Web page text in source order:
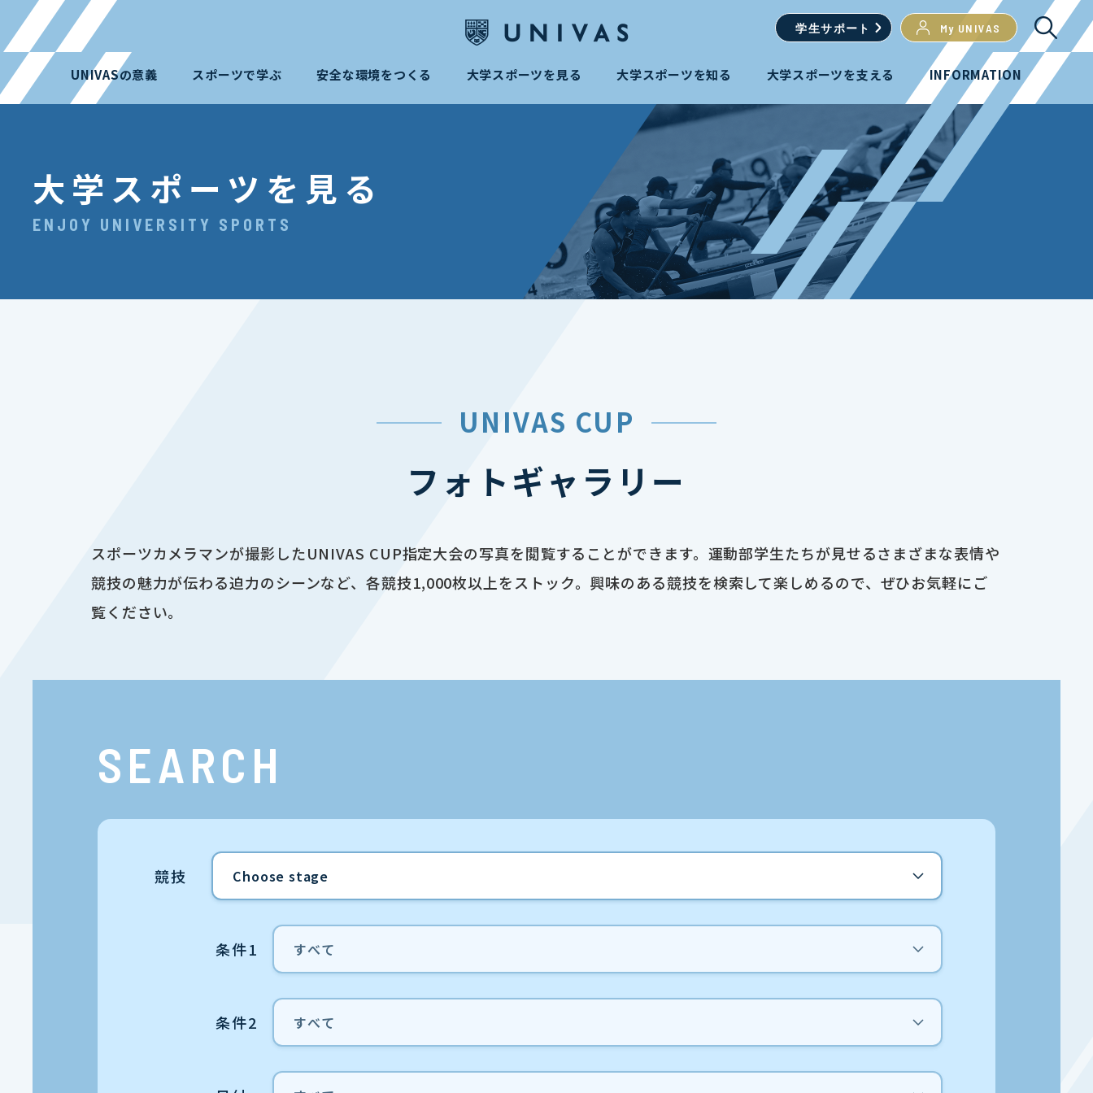
学生サポート My UNIVAS
UNIVASの意義 スポーツで学ぶ 安全な環境をつくる 大学スポーツを見る 大学スポーツを知る 大学スポーツを支える INFORMATION
大学スポーツを見る
ENJOY UNIVERSITY SPORTS
UNIVAS CUP
フォトギャラリー
スポーツカメラマンが撮影したUNIVAS CUP指定大会の写真を閲覧することができます。運動部学生たちが見せるさまざまな表情や
競技の魅力が伝わる迫力のシーンなど、各競技1,000枚以上をストック。興味のある競技を検索して楽しめるので、ぜひお気軽にご
覧ください。
SEARCH
競技
条件1
条件2